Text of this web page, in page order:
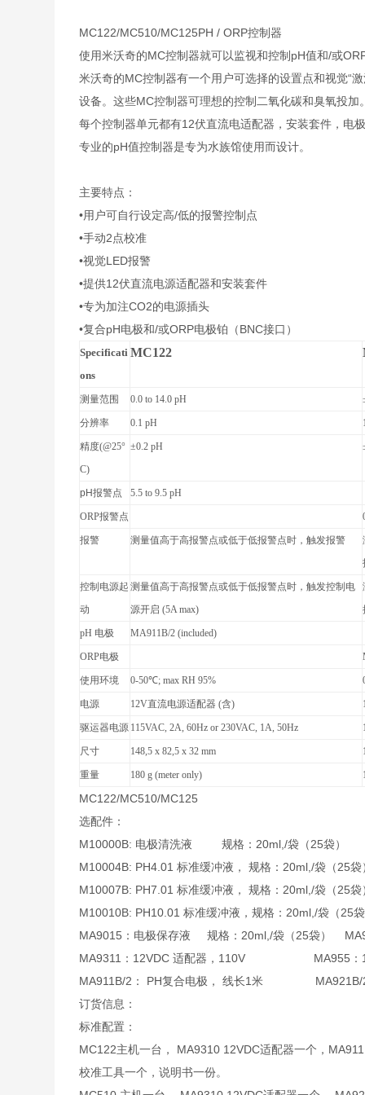
MC122/MC510/MC125PH / ORP控制器
使用米沃奇的MC控制器就可以监视和控制pH值和/或
米沃奇的MC控制器有一个用户可选择的设置点和视觉“
设备。这些MC控制器可理想的控制二氧化碳和臭氧投
每个控制器单元都有12伏直流电适配器，安装套件，电
专业的pH值控制器是专为水族馆使用而设计。
主要特点：
•用户可自行设定高/低的报警控制点
•手动2点校准
•视觉LED报警
•提供12伏直流电源适配器和安装套件
•专为加注CO2的电源插头
•复合pH电极和/或ORP电极铂（BNC接口）
Specificati
ons
MC122
测量范围 0.0 to 14.0 pH
分辨率 0.1 pH
精度(@25°
C)
±0.2 pH
pH报警点 5.5 to 9.5 pH
ORP报警点
报警 测量值高于高报警点或低于低报警点时，触发报警
控制电源起
动
测量值高于高报警点或低于低报警点时，触发控制电
源开启 (5A max)
pH 电极 MA911B/2(included)
ORP电极
使用环境 0-50℃; max RH 95%
电源 12V直流电源适配器 (含)
驱运器电源 115VAC, 2A, 60Hz or 230VAC, 1A, 50Hz
尺寸 148,5 x 82,5 x 32 mm
重量 180 g (meter only)
MC122/MC510/MC125
选配件：
M10000B: 电极清洗液 规格：20ml,/袋（25袋）
M10004B: PH4.01 标准缓冲液， 规格：20ml,/袋（25袋
M10007B: PH7.01 标准缓冲液， 规格：20ml,/袋（25袋
M10010B: PH10.01 标准缓冲液，规格：20ml,/袋（25
MA9015：电极保存液 规格：20ml,/袋（25袋）
MA9311：12VDC 适配器，110V MA955：
MA911B/2： PH复合电极， 线长1米 MA921B/2
订货信息：
标准配置：
MC122主机一台， MA9310 12VDC适配器一个，
校准工具一个，说明书一份。